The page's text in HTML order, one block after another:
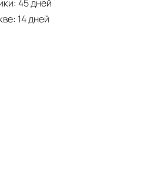
сегмента
Москве и Московской
МО предусмотрены
45 дней
14 дней